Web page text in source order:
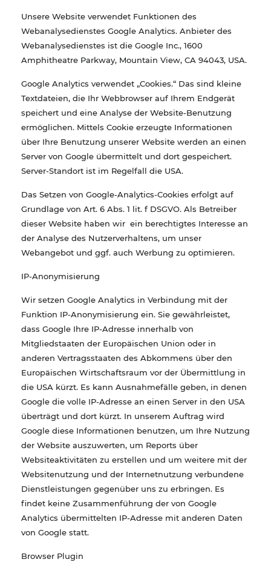
Unsere Website verwendet Funktionen des
Webanalysedienstes Google Analytics. Anbieter des
Webanalysedienstes ist die Google Inc., 1600
Amphitheatre Parkway, Mountain View, CA 94043, USA.
Google Analytics verwendet „Cookies.“ Das sind kleine
Textdateien, die Ihr Webbrowser auf Ihrem Endgerät
speichert und eine Analyse der Website-Benutzung
ermöglichen. Mittels Cookie erzeugte Informationen
über Ihre Benutzung unserer Website werden an einen
Server von Google übermittelt und dort gespeichert.
Server-Standort ist im Regelfall die USA.
Das Setzen von Google-Analytics-Cookies erfolgt auf
Grundlage von Art. 6 Abs. 1 lit. f DSGVO. Als Betreiber
dieser Website haben wir ein berechtigtes Interesse an
der Analyse des Nutzerverhaltens, um unser
Webangebot und ggf. auch Werbung zu optimieren.
IP-Anonymisierung
Wir setzen Google Analytics in Verbindung mit der
Funktion IP-Anonymisierung ein. Sie gewährleistet,
dass Google Ihre IP-Adresse innerhalb von
Mitgliedstaaten der Europäischen Union oder in
anderen Vertragsstaaten des Abkommens über den
Europäischen Wirtschaftsraum vor der Übermittlung in
die USA kürzt. Es kann Ausnahmefälle geben, in denen
Google die volle IP-Adresse an einen Server in den USA
überträgt und dort kürzt. In unserem Auftrag wird
Google diese Informationen benutzen, um Ihre Nutzung
der Website auszuwerten, um Reports über
Websiteaktivitäten zu erstellen und um weitere mit der
Websitenutzung und der Internetnutzung verbundene
Dienstleistungen gegenüber uns zu erbringen. Es
findet keine Zusammenführung der von Google
Analytics übermittelten IP-Adresse mit anderen Daten
von Google statt.
Browser Plugin